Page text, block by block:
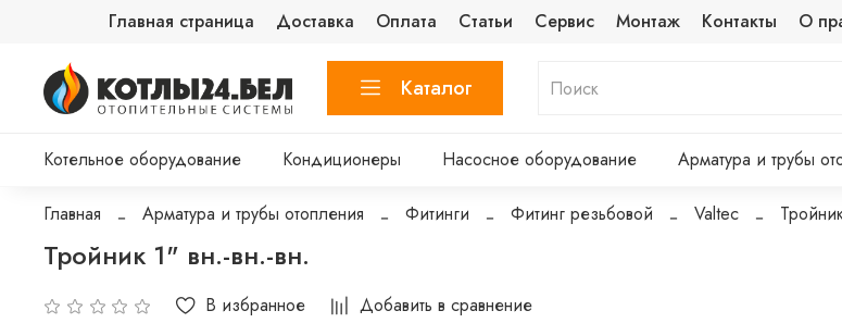
Главная страница Доставка Оплата Статьи Сервис Монтаж Контакты О
Каталог
Котельное оборудование Кондиционеры Насосное оборудование Арматура и трубы
Главная Арматура и трубы отопления Фитинги Фитинг резьбовой Valtec
Тройник 1" вн.-вн.-вн.
В избранное Добавить в сравнение